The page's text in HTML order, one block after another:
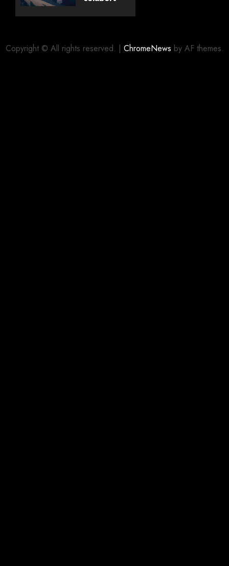
Copyright © All rights reserved. | ChromeNews by AF themes.